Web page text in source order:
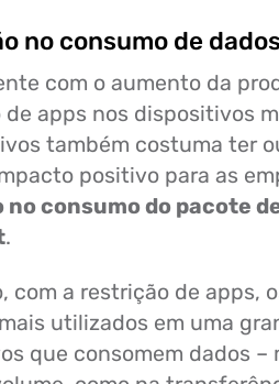
no consumo de
com o aumento da
de apps nos dispositivos
também costuma ter
positivo para as
no consumo do pacote
.
com a restrição de apps,
utilizados em uma
que consomem dados –